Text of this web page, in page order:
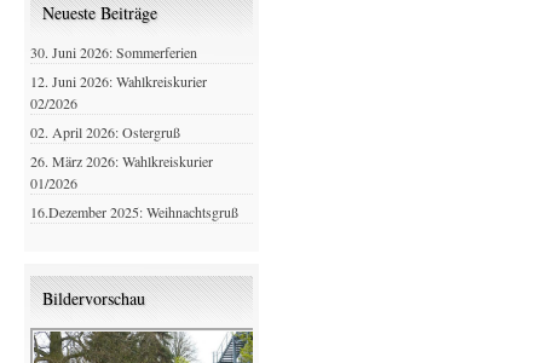
Neueste Beiträge
30. Juni 2026: Sommerferien
12. Juni 2026: Wahlkreiskurier
02/2026
02. April 2026: Ostergruß
26. März 2026: Wahlkreiskurier
01/2026
16.Dezember 2025: Weihnachtsgruß
Bildervorschau